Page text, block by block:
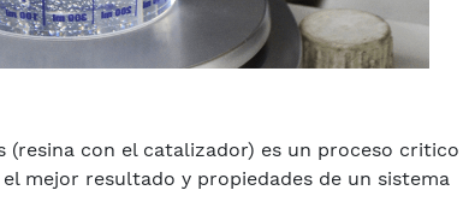
(resina con el catalizador) es un proceso critico
mejor resultado y propiedades de un sistema